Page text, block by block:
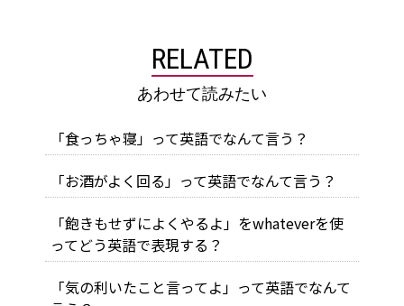
RELATED
あわせて読みたい
「食っちゃ寝」って英語でなんて言う？
「お酒がよく回る」って英語でなんて言う？
「飽きもせずによくやるよ」をwhateverを使
ってどう英語で表現する？
「気の利いたこと言ってよ」って英語でなんて